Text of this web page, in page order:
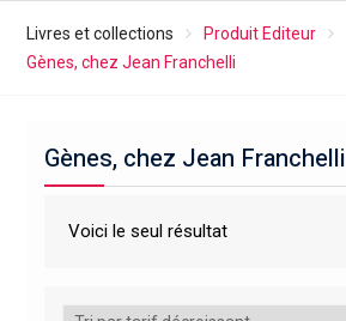
Livres et collections
Produit Editeur
Gènes, chez Jean Franchelli
Gènes, chez Jean Franchelli
Voici le seul résultat